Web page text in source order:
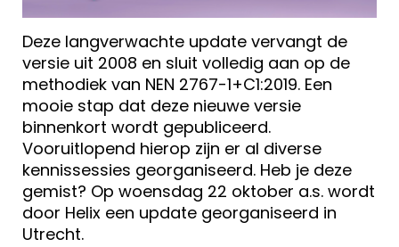
Deze langverwachte update vervangt de
versie uit 2008 en sluit volledig aan op de
methodiek van NEN 2767-1+C1:2019. Een
mooie stap dat deze nieuwe versie
binnenkort wordt gepubliceerd.
Vooruitlopend hierop zijn er al diverse
kennissessies georganiseerd. Heb je deze
gemist? Op woensdag 22 oktober a.s. wordt
door Helix een update georganiseerd in
Utrecht.